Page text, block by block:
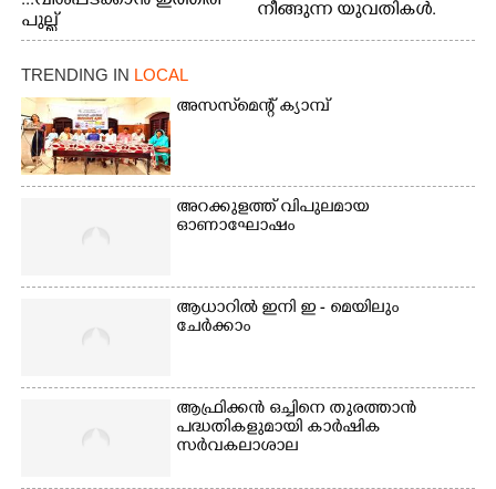
പുല്ല്
തിന്നാനെത്തിയതാണ്
ആട്. തെരുവ് നായ്ക്കൾ
കടിച്ച് കീറാൻ വന്നതോടെ
വയറിന്റെ ആന്തൽ മറന്ന്
ജീവന് വേണ്ടിയായി ഓട്ടം.
എറണാകുളം
വാത്തുരുത്തിയിൽ
നിന്നുള്ള കാഴ്ച
നീങ്ങുന്ന യുവതികൾ.
TRENDING IN LOCAL
അസസ്‌മെന്റ് ക്യാമ്പ്
അറക്കുളത്ത് വിപുലമായ
ഓണാഘോഷം
ആധാറിൽ ഇനി ഇ - മെയിലും
ചേർക്കാം
ആഫ്രിക്കൻ ഒച്ചിനെ തുരത്താൻ
പദ്ധതികളുമായി കാർഷിക
സർവകലാശാല